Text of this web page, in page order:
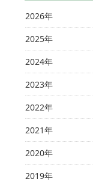
2026年
2025年
2024年
2023年
2022年
2021年
2020年
2019年